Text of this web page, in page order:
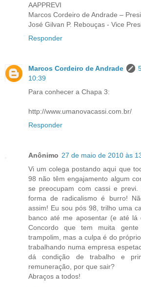
AAPPREVI
Marcos Cordeiro de Andrade –
José Gilvan P. Rebouças - Vice
Responder
Marcos Cordeiro de Andrade
10:39
Para conhecer a Chapa 3:
http://www.umanovacassi.com.br/
Responder
Anônimo 27 de maio de 2010 às
Vi um colega postando aqui que
98 não têm engajamento algum
se preocupam com cassi e previ.
forma de radicalismo é burro!
assim! Eu sou pós 98, trilho uma
banco até me aposentar (e até lá
Concordo que tem muita
trampolim, mas a culpa é do
trabalhando numa empresa
dá condição de trabalho e
remuneração, por que sair?
Abraços a todos!